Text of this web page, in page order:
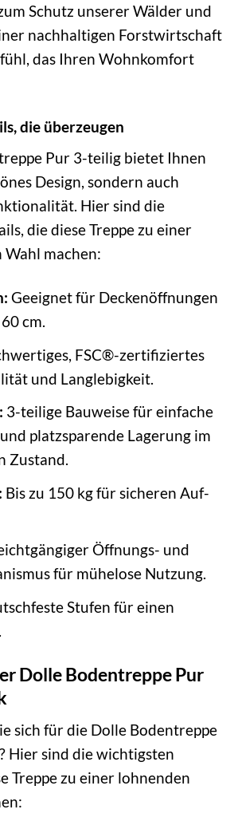
Schutz unserer Wälder und
nachhaltigen Forstwirtschaft
das Ihren Wohnkomfort
die überzeugen
Pur 3-teilig bietet Ihnen
Design, sondern auch
Hier sind die
die diese Treppe zu einer
Wahl machen:
Geeignet für Deckenöffnungen
cm.
FSC®-zertifiziertes
und Langlebigkeit.
3-teilige Bauweise für einfache
platzsparende Lagerung im
Zustand.
Bis zu 150 kg für sicheren Auf-
Öffnungs- und
für mühelose Nutzung.
Stufen für einen
Dolle Bodentreppe Pur
sich für die Dolle Bodentreppe
Hier sind die wichtigsten
Treppe zu einer lohnenden